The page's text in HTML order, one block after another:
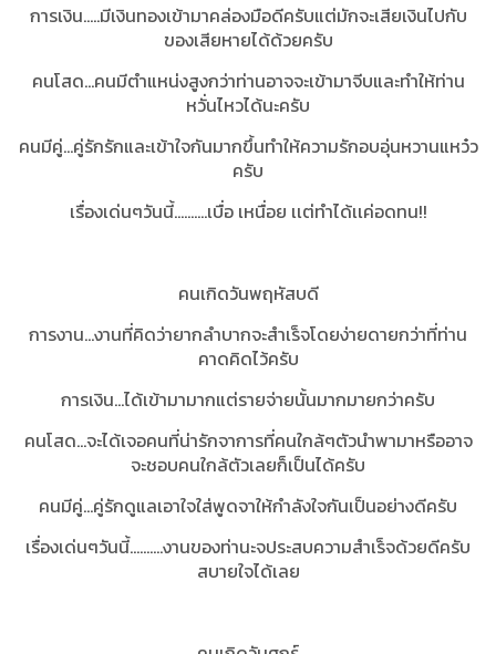
การเงิน.....มีเงินทองเข้ามาคล่องมือดีครับแต่มักจะเสียเงินไปกับ
ของเสียหายได้ด้วยครับ
คนโสด...คนมีตำแหน่งสูงกว่าท่านอาจจะเข้ามาจีบและทำให้ท่าน
หวั่นไหวได้นะครับ
คนมีคู่...คู่รักรักและเข้าใจกันมากขึ้นทำให้ความรักอบอุ่นหวานแหว๋ว
ครับ
เรื่องเด่นๆวันนี้..........เบื่อ เหนื่อย เเต่ทำได้เเค่อดทน!!
คนเกิดวันพฤหัสบดี
การงาน...งานที่คิดว่ายากลำบากจะสำเร็จโดยง่ายดายกว่าที่ท่าน
คาดคิดไว้ครับ
การเงิน...ได้เข้ามามากแต่รายจ่ายนั้นมากมายกว่าครับ
คนโสด...จะได้เจอคนที่น่ารักจาการที่คนใกล้ๆตัวนำพามาหรืออาจ
จะชอบคนใกล้ตัวเลยก็เป็นได้ครับ
คนมีคู่...คู่รักดูแลเอาใจใส่พูดจาให้กำลังใจกันเป็นอย่างดีครับ
เรื่องเด่นๆวันนี้..........งานของท่านะจประสบความสำเร็จด้วยดีครับ
สบายใจได้เลย